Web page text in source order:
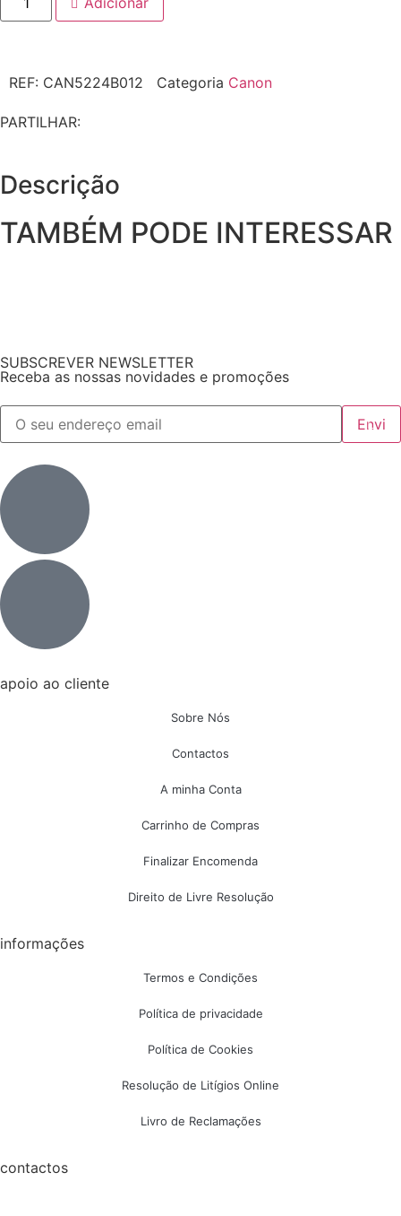
REF: CAN5224B012 Categoria Canon
PARTILHAR:
Descrição
TAMBÉM PODE INTERESSAR
SUBSCREVER NEWSLETTER
Receba as nossas novidades e promoções
apoio ao cliente
Sobre Nós
Contactos
A minha Conta
Carrinho de Compras
Finalizar Encomenda
Direito de Livre Resolução
informações
Termos e Condições
Política de privacidade
Política de Cookies
Resolução de Litígios Online
Livro de Reclamações
contactos